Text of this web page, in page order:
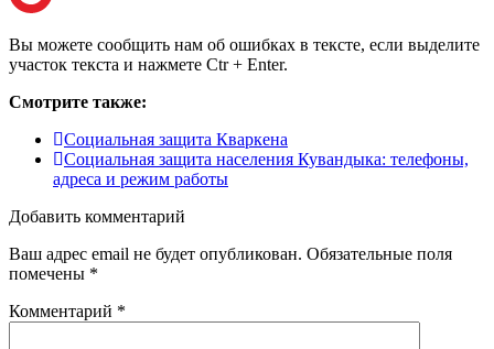
Вы можете сообщить нам об ошибках в тексте, если выделите
участок текста и нажмете Ctr + Enter.
Смотрите также:
Социальная защита Кваркена
Социальная защита населения Кувандыка: телефоны,
адреса и режим работы
Добавить комментарий
Ваш адрес email не будет опубликован. Обязательные поля
помечены *
Комментарий *